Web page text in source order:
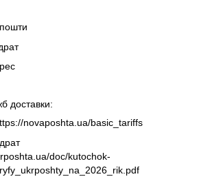
доставки:
novaposhta.ua/basic_tariffs
doc/kutochok-